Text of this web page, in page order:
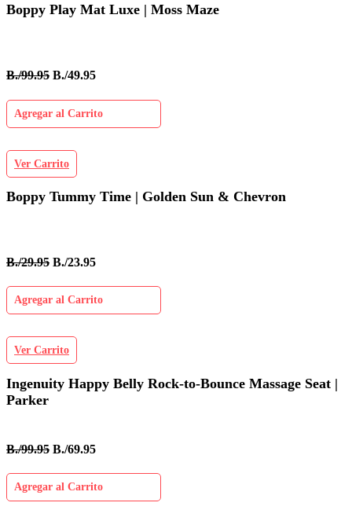
Boppy Play Mat Luxe | Moss Maze
B./99.95 B./49.95
Agregar al Carrito
Ver Carrito
Boppy Tummy Time | Golden Sun & Chevron
B./29.95 B./23.95
Agregar al Carrito
Ver Carrito
Ingenuity Happy Belly Rock-to-Bounce Massage Seat |
Parker
B./99.95 B./69.95
Agregar al Carrito